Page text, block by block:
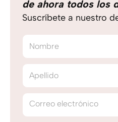
de ahora todos los
Suscríbete a nuestro
Nombre
Apellido
Correo electrónico